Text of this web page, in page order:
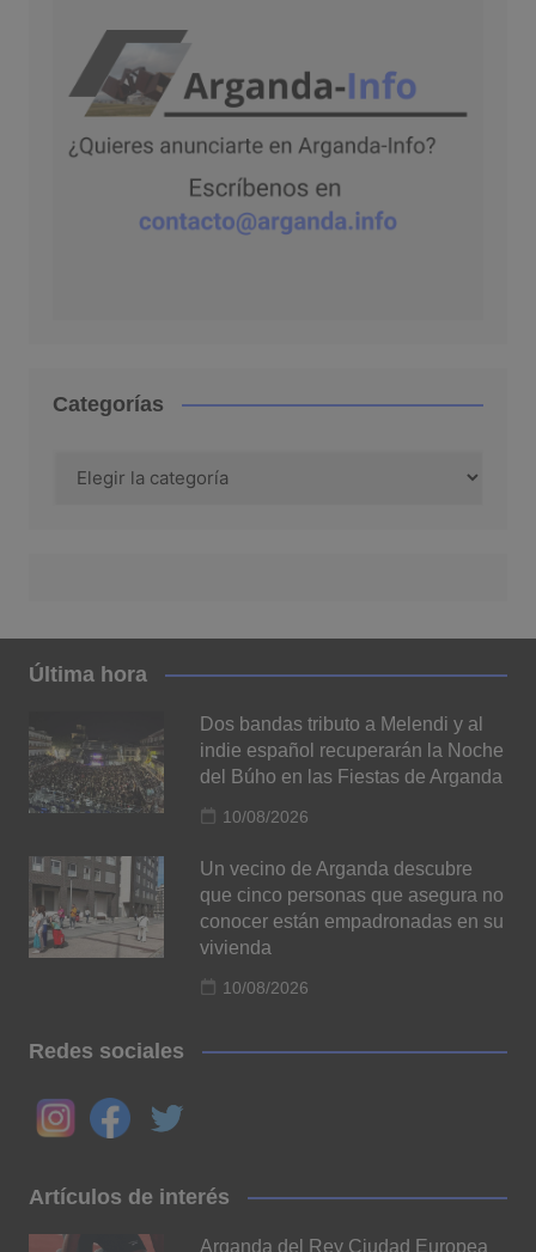
Categorías
Última hora
Dos bandas tributo a Melendi y al
indie español recuperarán la Noche
del Búho en las Fiestas de Arganda
10/08/2026
Un vecino de Arganda descubre
que cinco personas que asegura no
conocer están empadronadas en su
vivienda
10/08/2026
Redes sociales
Artículos de interés
Arganda del Rey Ciudad Europea